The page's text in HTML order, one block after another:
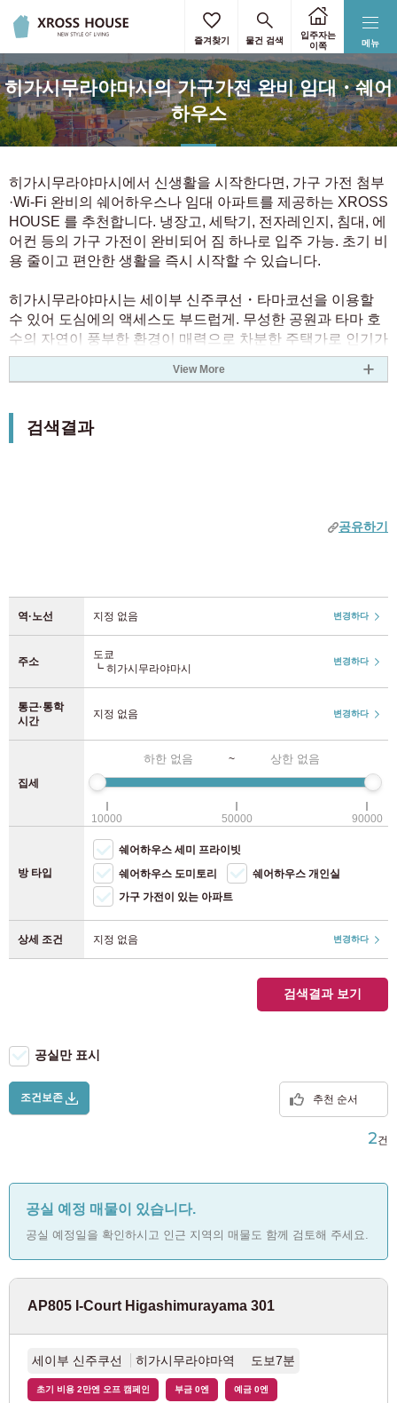
메뉴
즐겨찾기 물건 검색
입주자는
이쪽
히가시무라야마시의 가구가전 완비 임대・쉐어
하우스
히가시무라야마시에서 신생활을 시작한다면, 가구 가전 첨부
·Wi-Fi 완비의 쉐어하우스나 임대 아파트를 제공하는 XROSS
HOUSE 를 추천합니다. 냉장고, 세탁기, 전자레인지, 침대, 에
어컨 등의 가구 가전이 완비되어 짐 하나로 입주 가능. 초기 비
용 줄이고 편안한 생활을 즉시 시작할 수 있습니다.
히가시무라야마시는 세이부 신주쿠선・타마코선을 이용할
수 있어 도심에의 액세스도 부드럽게. 무성한 공원과 타마 호
수의 자연이 풍부한 환경이 매력으로 차분한 주택가로 인기가
있습니다. 생활 시설도 충실하고, 조용하고 안심하고 살 수있
는 지역입니다.
XROSS HOUSE 에서는 남녀 공용·여성 전용·완전 개인실 타
입 등 라이프 스타일에 맞춘 부동산을 전개. 공유 공간에서 교
View More
검색결과
공유하기
역·노선 지정 없음 변경하다
주소
도쿄
┗ 히가시무라야마시
변경하다
통근·통학
시간
지정 없음 변경하다
집세
~
10000 50000 90000
방 타입
쉐어하우스 세미 프라이빗
쉐어하우스 도미토리
쉐어하우스 개인실
가구 가전이 있는 아파트
상세 조건 지정 없음 변경하다
검색결과 보기
조건보존 추천 순서
2건
공실만 표시
공실 예정 매물이 있습니다.
공실 예정일을 확인하시고 인근 지역의 매물도 함께 검토해 주세요.
AP805 I-Court Higashimurayama 301
세이부 신주쿠선 히가시무라야마역 도보7분
초기 비용 2만엔 오프 캠페인 부금 0엔 예금 0엔
역·노선을 선택 리셋
역에서 검색
노선에서 검색
간토 오사카
아이치
교토
나라
효고
후쿠오카
홋카이도
JR 동일본
JR 쇼난 신주쿠 라인
우에노 도쿄 라인 (4)
JR 조반선 (32)
JR 게이힌 토호쿠선 (70)
(8)
JR 요코하마선 (28)
JR 난부선 (40)
JR 요코스카선 (12)
JR 도카이도 본선
도쿄 메트로
주소를 선택 리셋
홋카이도
홋카이도 (1)
관동
도쿄 (1024)
가나가와 (167)
사이타마 (51)
지바 (71)
중부
교토 (9)
오사카
효고 (5)
주소를 선택 리셋
도쿄 23구만 선택 모두 선택
통근·통학 시간을 선택 리셋
통근·통학의 가장 가까운 역을 입력해 주세요.
최대 3개 역까지 지정할 수 있습니다.
목적역
소요시간
환승 횟수
상세 조건 선택 리셋
키워드로 좁히기
공실 예정일
역 도보
여성 전용 제외
부금 0엔
예금 0엔
중개 수수료 0엔
기간 한정! 입주일의 52일 전부터 신청 OK(통상 37일 전)
특징 태그
2인 입주 가능
주륜장(자전거)
주륜장(원 첨부)
하한 없음
3 0 yen
4 0 yen
4.5 0 yen
5 0 yen
5.5 0 yen
7 0 yen
8 0 yen
9 0 yen
상한 없음
9 0 yen
7 0 yen
6 0 yen
5.5 0 yen
5 0 yen
4 0 yen
3.5 0 yen
3 0 yen
결정 클리어